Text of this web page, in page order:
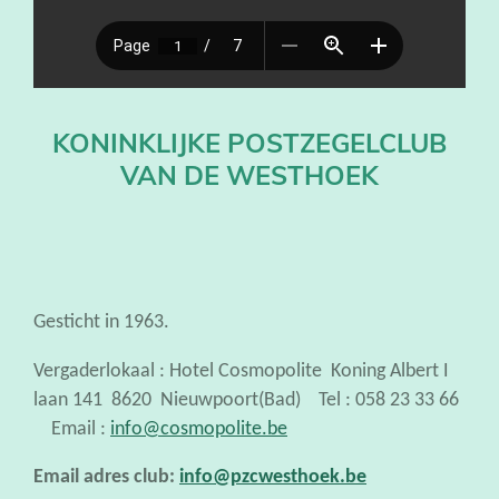
KONINKLIJKE POSTZEGELCLUB
VAN DE WESTHOEK
Gesticht in 1963.
Vergaderlokaal : Hotel Cosmopolite Koning Albert I
laan 141 8620 Nieuwpoort(Bad) Tel : 058 23 33 66
Email : info@cosmopolite.be
Email adres club: info@pzcwesthoek.be